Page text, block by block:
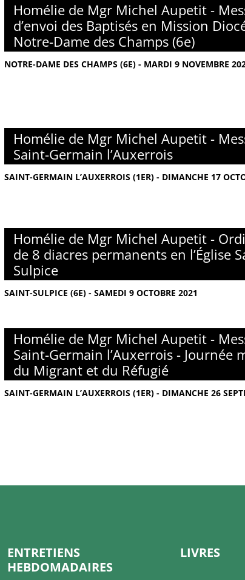
Homélie de Mgr Michel Aupetit -
d’envoi des Baptisés en Mission
Notre-Dame des Champs (6e)
NOTRE-DAME DES CHAMPS (6E) - MARDI 9 NOVEMBRE
Homélie de Mgr Michel Aupetit -
Saint-Germain l’Auxerrois
SAINT-GERMAIN L’AUXERROIS (1ER) - DIMANCHE 17
Homélie de Mgr Michel Aupetit -
de 8 diacres permanents en l’Église
Sulpice
SAINT-SULPICE (6E) - SAMEDI 9 OCTOBRE 2021
Homélie de Mgr Michel Aupetit -
Saint-Germain l’Auxerrois - Journée
du Migrant et du Réfugié
SAINT-GERMAIN L’AUXERROIS (1ER) - DIMANCHE 26
ENTRETIENS
HEBDOMADAIRES
LIVRES